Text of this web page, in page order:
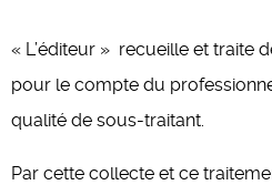
« L’éditeur » recueille et traite
pour le compte du
qualité de sous-traitant.
Par cette collecte et ce